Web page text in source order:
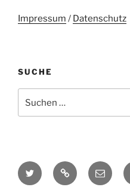
Impressum / Datenschutz
SUCHE
nach:
Twitter Mastodon
E-
Mail